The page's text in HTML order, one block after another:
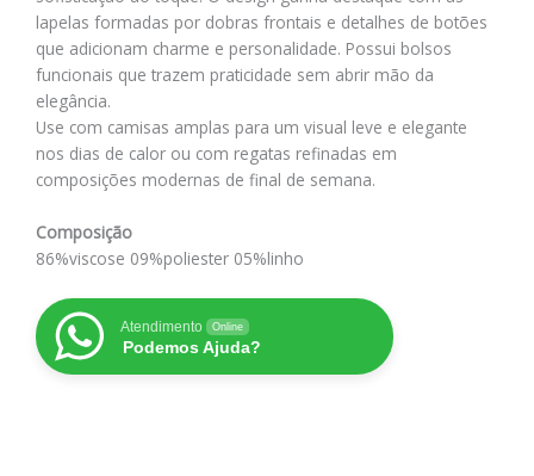
lapelas formadas por dobras frontais e detalhes de botões
que adicionam charme e personalidade. Possui bolsos
funcionais que trazem praticidade sem abrir mão da
elegância.
Use com camisas amplas para um visual leve e elegante
nos dias de calor ou com regatas refinadas em
composições modernas de final de semana.
Composição
86%viscose 09%poliester 05%linho
Atendimento Online
Podemos Ajuda?